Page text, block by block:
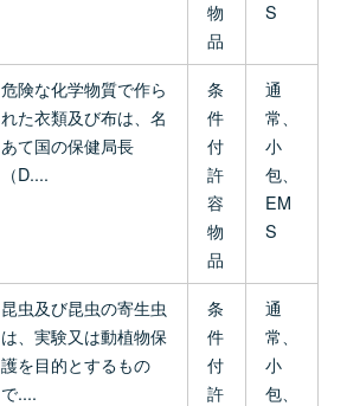
物
品
S
危険な化学物質で作ら
れた衣類及び布は、名
あて国の保健局長
（D....
条
件
付
許
容
物
品
通
常、
小
包、
EM
S
昆虫及び昆虫の寄生虫
は、実験又は動植物保
護を目的とするもの
で....
条
件
付
許
通
常、
小
包、